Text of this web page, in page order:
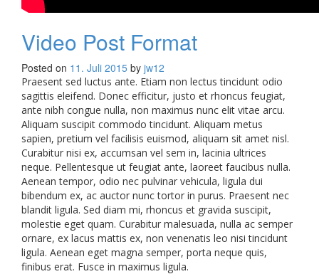
Video Post Format
Posted on 11. Juli 2015 by jw12
Praesent sed luctus ante. Etiam non lectus tincidunt odio
sagittis eleifend. Donec efficitur, justo et rhoncus feugiat,
ante nibh congue nulla, non maximus nunc elit vitae arcu.
Aliquam suscipit commodo tincidunt. Aliquam metus
sapien, pretium vel facilisis euismod, aliquam sit amet nisl.
Curabitur nisi ex, accumsan vel sem in, lacinia ultrices
neque. Pellentesque ut feugiat ante, laoreet faucibus nulla.
Aenean tempor, odio nec pulvinar vehicula, ligula dui
bibendum ex, ac auctor nunc tortor in purus. Praesent nec
blandit ligula. Sed diam mi, rhoncus et gravida suscipit,
molestie eget quam. Curabitur malesuada, nulla ac semper
ornare, ex lacus mattis ex, non venenatis leo nisi tincidunt
ligula. Aenean eget magna semper, porta neque quis,
finibus erat. Fusce in maximus ligula.